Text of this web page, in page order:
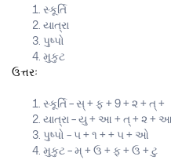
સ્કૂર્તિ
યાત્રા
પુષ્પો
મુકુટ
ઉત્તરઃ
સ્કૂર્તિ – સ્ + ફ + 9 + ૨ + ત્ +
યાત્રા – યુ + આ + ત્ + ૨ + આ
પુષ્પો – ૫ + ૧ + + ૫ + ઓ
મુકુટ – મ્ + ઉ + ફ + ઉ + ટુ